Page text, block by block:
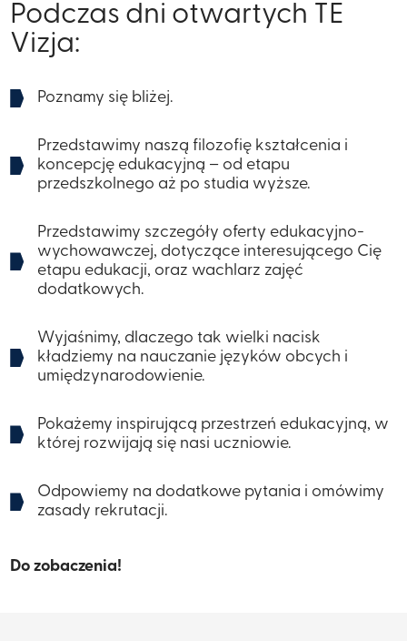
Podczas dni otwartych TE
Vizja:
Poznamy się bliżej.
​​Przedstawimy naszą filozofię kształcenia i
koncepcję edukacyjną – od etapu
przedszkolnego aż po studia wyższe.​​
Przedstawimy szczegóły oferty edukacyjno-
wychowawczej, dotyczące interesującego Cię
etapu edukacji, oraz wachlarz zajęć
dodatkowych.
​​Wyjaśnimy, dlaczego tak wielki nacisk
kładziemy na nauczanie języków obcych i
umiędzynarodowienie.
Pokażemy inspirującą przestrzeń edukacyjną, w
której rozwijają się nasi uczniowie.
Odpowiemy na dodatkowe pytania i omówimy
zasady rekrutacji.
​​Do zobaczenia!